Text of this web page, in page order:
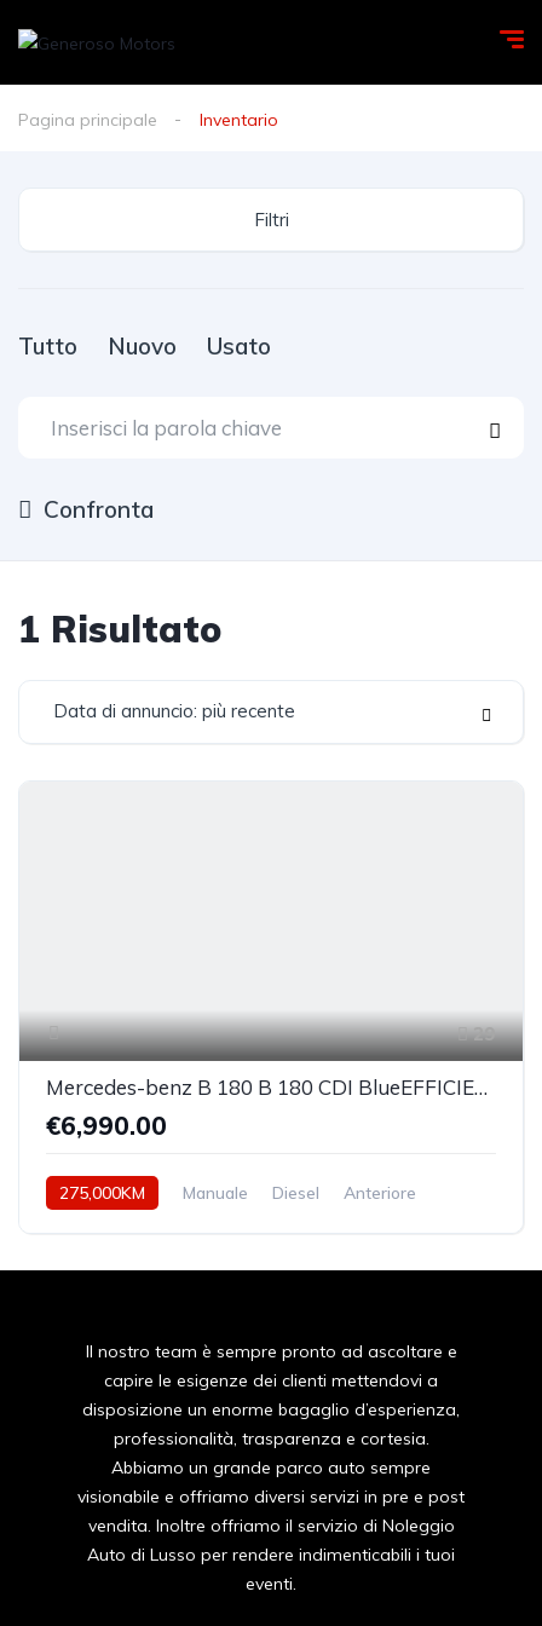
Pagina principale Inventario
Filtri
Tutto Nuovo Usato
Confronta
1 Risultato
Data di annuncio: più recente
29
Mercedes-benz B 180 B 180 CDI BlueEFFICIENCY Executive, con gancio di traino.
€6,990.00
275,000KM Manuale Diesel Anteriore
Il nostro team è sempre pronto ad ascoltare e
capire le esigenze dei clienti mettendovi a
disposizione un enorme bagaglio d’esperienza,
professionalità, trasparenza e cortesia.
Abbiamo un grande parco auto sempre
visionabile e offriamo diversi servizi in pre e post
vendita. Inoltre offriamo il servizio di Noleggio
Auto di Lusso per rendere indimenticabili i tuoi
eventi.